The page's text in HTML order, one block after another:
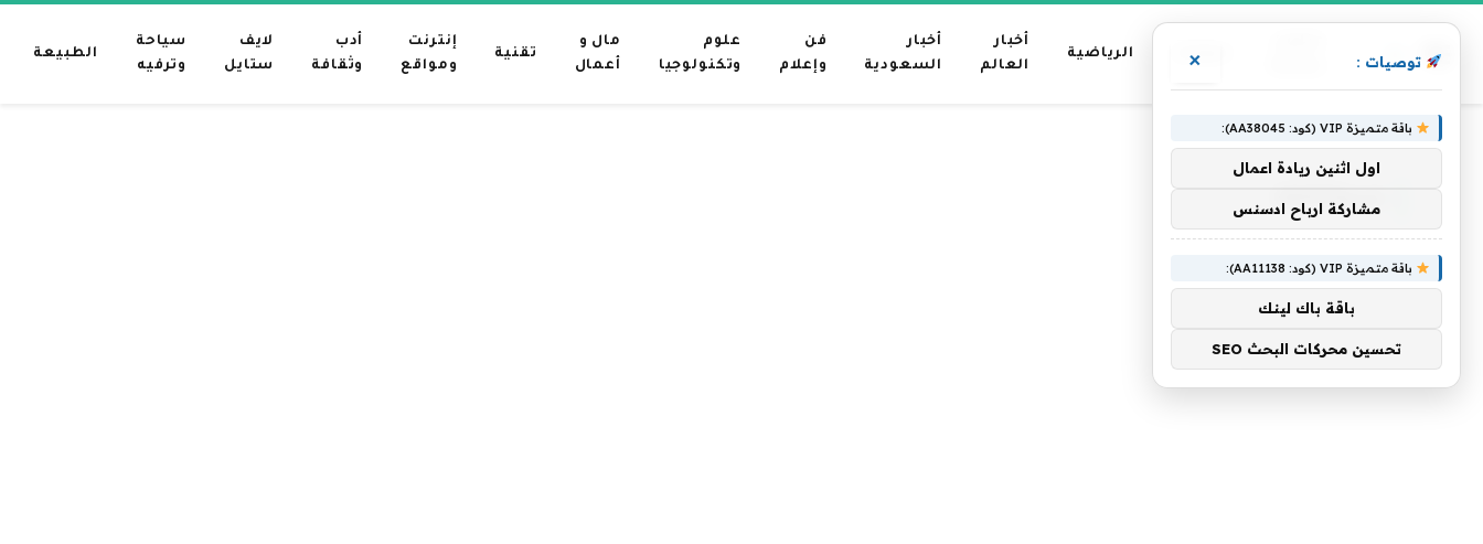
منوعات الرياضية
أخبار
العالم
أخبار
السعودية
فن
وإعلام
علوم
وتكنولوجيا
مال و
أعمال
تقنية
إنترنت
ومواقع
أدب
وثقافة
لايف
ستايل
سياحة
وترفيه
الطبيعة
الرئيسية » حربيةquot.
حربيةQUOT.
توصيات : ×
باقة متميزة VIP (كود: AA38045):
اول اثنين ريادة اعمال
مشاركة ارباح ادسنس
باقة متميزة VIP (كود: AA11138):
باقة باك لينك
تحسين محركات البحث SEO